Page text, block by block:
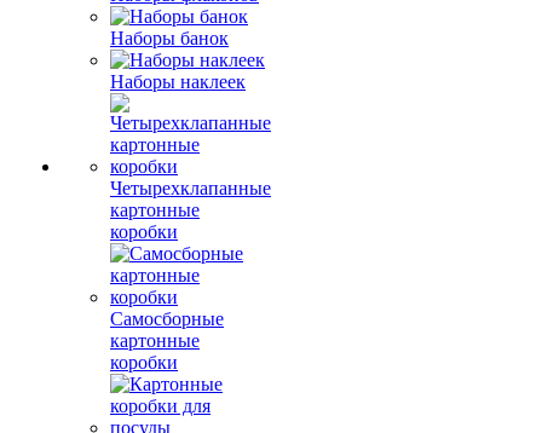
Наборы банок
Наборы наклеек
Четырехклапанные
картонные
коробки
Самосборные
картонные
коробки